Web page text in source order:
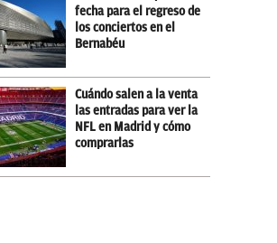
fecha para el regreso de
los conciertos en el
Bernabéu
Cuándo salen a la venta
las entradas para ver la
NFL en Madrid y cómo
comprarlas